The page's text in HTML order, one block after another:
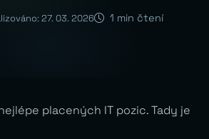
27. 03. 2026 1 min čtení
placených IT pozic. Tady je